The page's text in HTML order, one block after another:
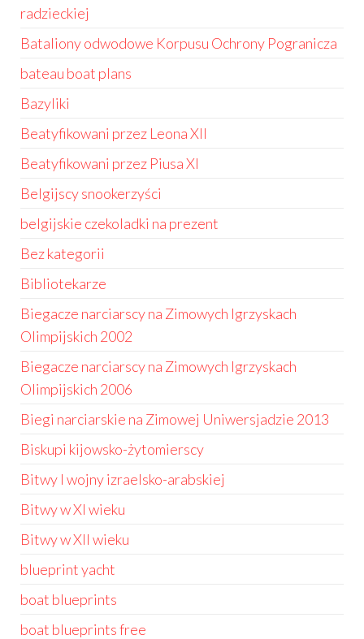
radzieckiej
Bataliony odwodowe Korpusu Ochrony Pogranicza
bateau boat plans
Bazyliki
Beatyfikowani przez Leona XII
Beatyfikowani przez Piusa XI
Belgijscy snookerzyści
belgijskie czekoladki na prezent
Bez kategorii
Bibliotekarze
Biegacze narciarscy na Zimowych Igrzyskach
Olimpijskich 2002
Biegacze narciarscy na Zimowych Igrzyskach
Olimpijskich 2006
Biegi narciarskie na Zimowej Uniwersjadzie 2013
Biskupi kijowsko-żytomierscy
Bitwy I wojny izraelsko-arabskiej
Bitwy w XI wieku
Bitwy w XII wieku
blueprint yacht
boat blueprints
boat blueprints free